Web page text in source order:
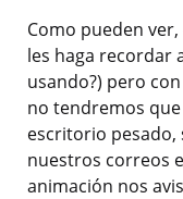
Como pueden
les haga recordar
usando?) pero
no tendremos
escritorio pesado,
nuestros correos
animación nos